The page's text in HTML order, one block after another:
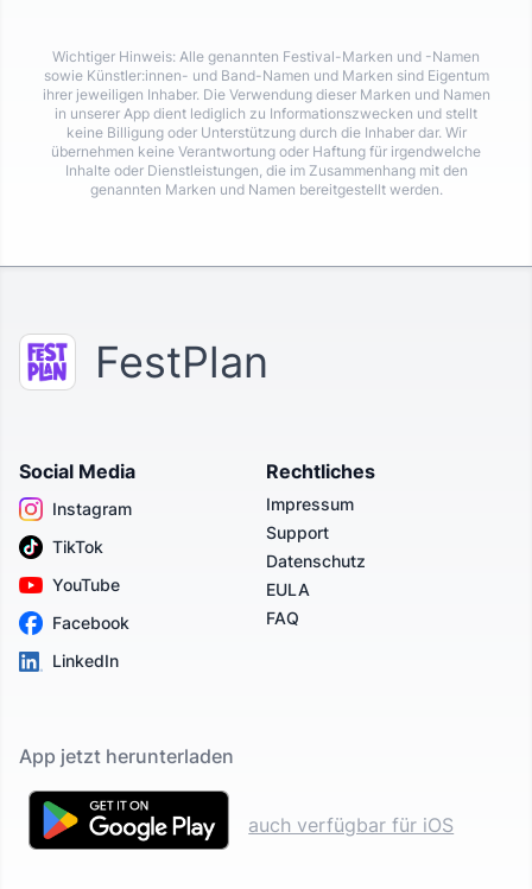
Wichtiger Hinweis: Alle genannten Festival-Marken und -Namen
sowie Künstler:innen- und Band-Namen und Marken sind Eigentum
ihrer jeweiligen Inhaber. Die Verwendung dieser Marken und Namen
in unserer App dient lediglich zu Informationszwecken und stellt
keine Billigung oder Unterstützung durch die Inhaber dar. Wir
übernehmen keine Verantwortung oder Haftung für irgendwelche
Inhalte oder Dienstleistungen, die im Zusammenhang mit den
genannten Marken und Namen bereitgestellt werden.
FestPlan
Social Media
Instagram
TikTok
YouTube
Facebook
LinkedIn
Rechtliches
Impressum
Support
Datenschutz
EULA
FAQ
App jetzt herunterladen
auch verfügbar für iOS